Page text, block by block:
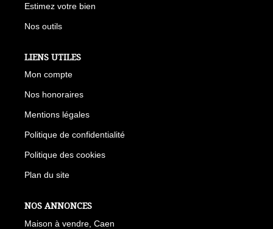
Estimez votre bien
Nos outils
LIENS UTILES
Mon compte
Nos honoraires
Mentions légales
Politique de confidentialité
Politique des cookies
Plan du site
NOS ANNONCES
Maison à vendre, Caen